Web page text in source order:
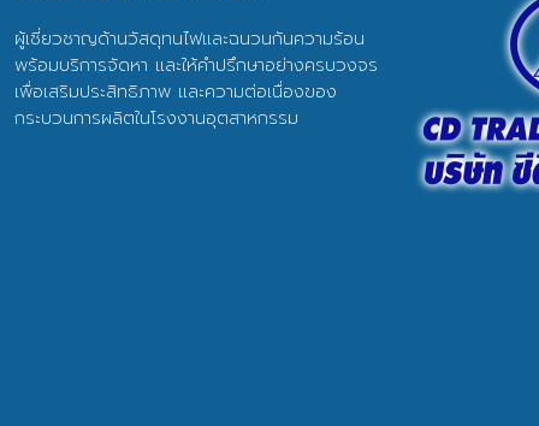
ผู้เชี่ยวชาญด้านวัสดุทนไฟและฉนวนกันความร้อน
พร้อมบริการจัดหา และให้คำปรึกษาอย่างครบวงจร
เพื่อเสริมประสิทธิภาพ และความต่อเนื่องของ
กระบวนการผลิตในโรงงานอุตสาหกรรม